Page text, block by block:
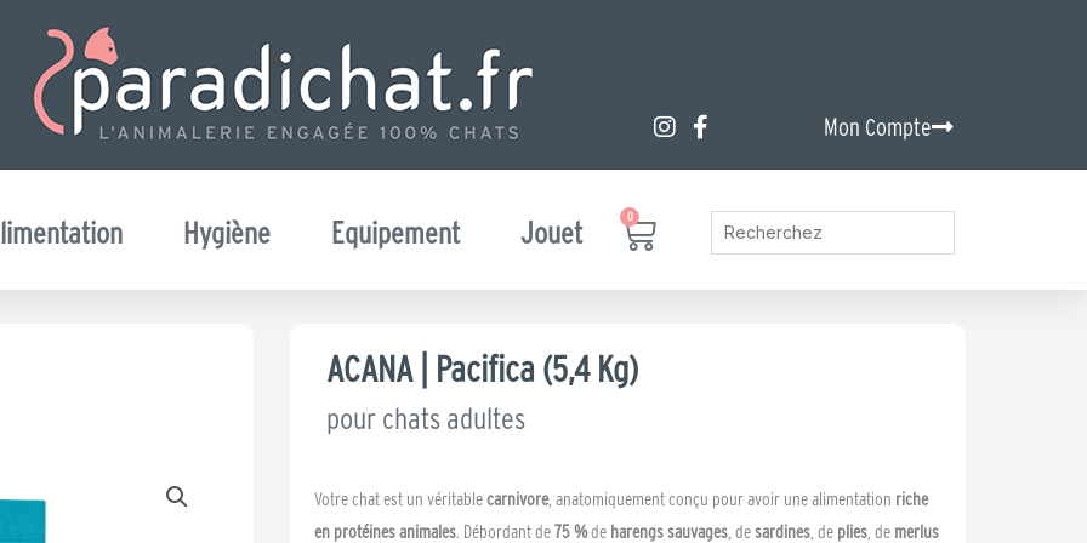
Mon Compte
Hygiène Equipement Jouet 0
Panier
ACANA | Pacifica (5,4 Kg)
pour chats adultes
Votre chat est un véritablecarnivore, anatomiquement conçu pour avoir une alimentation riche
en protéines animales. Débordant de75 %de harengs sauvages , desardines , de plies , de merlus